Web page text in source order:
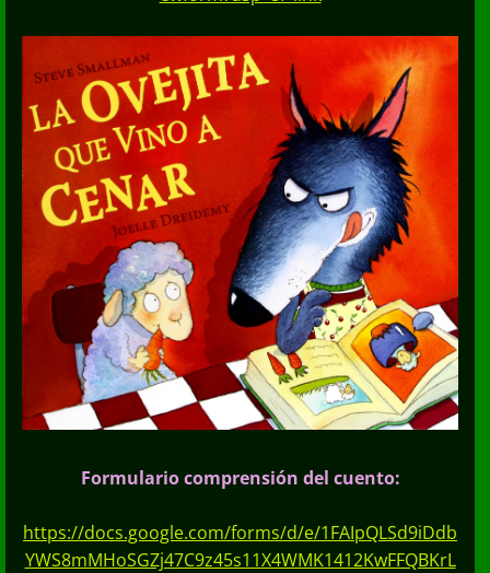
Formulario comprensión del cuento:
https://docs.google.com/forms/d/e/1FAIpQLSd9iDdb
YWS8mMHoSGZj47C9z45s11X4WMK1412KwFFQBKrL